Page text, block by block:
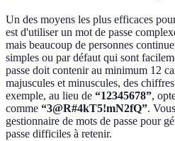
Un des moyens les plus efficaces
est d'utiliser un mot de passe
mais beaucoup de personnes
simples ou par défaut qui sont
passe doit contenir au minimum 12
majuscules et minuscules, des
exemple, au lieu de “12345678”,
comme “3@R#4kT5!mN2fQ”.
gestionnaire de mots de passe pour
passe difficiles à retenir.